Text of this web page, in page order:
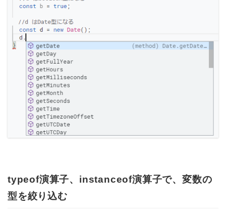
typeof演算子、instanceof演算子で、変数の
型を絞り込む